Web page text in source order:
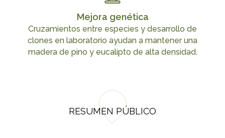
Mejora genética
Cruzamientos entre especies y desarrollo de
clones en laboratorio ayudan a mantener una
madera de pino y eucalipto de alta densidad.
RESUMEN PÚBLICO